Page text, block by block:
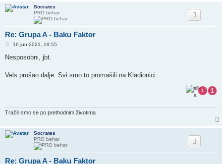
Socrates
PRO behar
Re: Grupa A - Baku Faktor
P
s
16 jun 2021, 19:55
Nesposobni, jbt.
Vels prošao dalje. Svi smo to promašili na Kladionici.
1
1
Tražili smo se po prethodnim životima
Socrates
PRO behar
Re: Grupa A - Baku Faktor